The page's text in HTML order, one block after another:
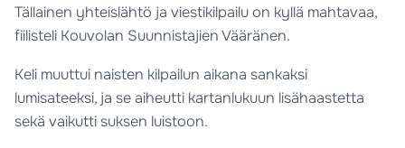
Tällainen yhteislähtö ja viestikilpailu on kyllä mahtavaa,
fiilisteli Kouvolan Suunnistajien Vääränen.
Keli muuttui naisten kilpailun aikana sankaksi
lumisateeksi, ja se aiheutti kartanlukuun lisähaastetta
sekä vaikutti suksen luistoon.